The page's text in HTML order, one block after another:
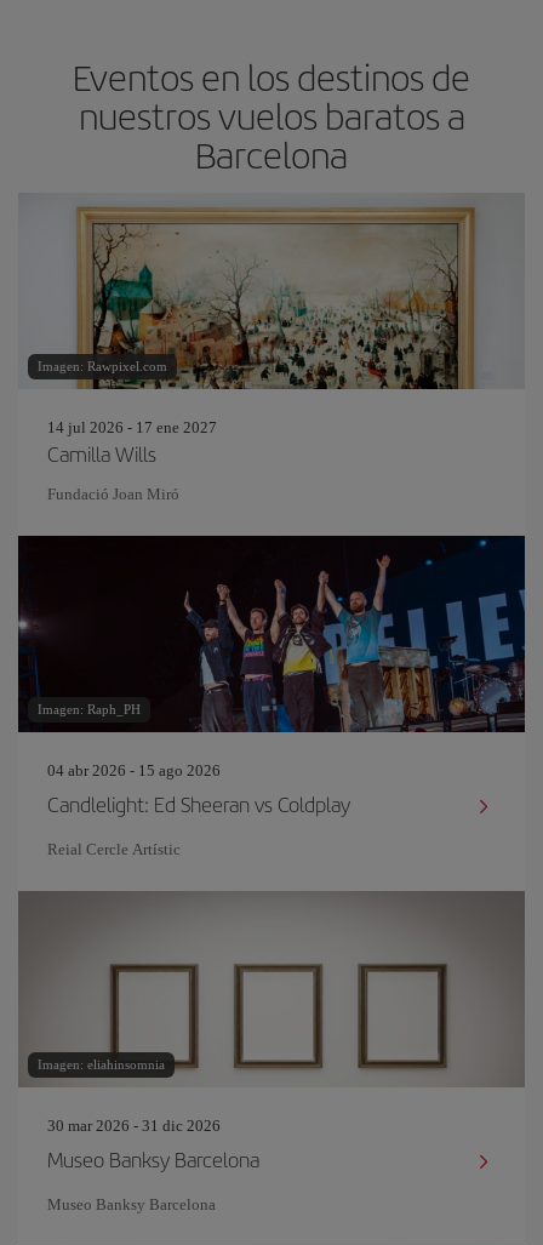
Eventos en los destinos de
nuestros vuelos baratos a
Barcelona
Imagen: Rawpixel.com
14 jul 2026 - 17 ene 2027
Camilla Wills
Fundació Joan Miró
Imagen: Raph_PH
04 abr 2026 - 15 ago 2026
Candlelight: Ed Sheeran vs Coldplay
Reial Cercle Artístic
Imagen: eliahinsomnia
30 mar 2026 - 31 dic 2026
Museo Banksy Barcelona
Museo Banksy Barcelona